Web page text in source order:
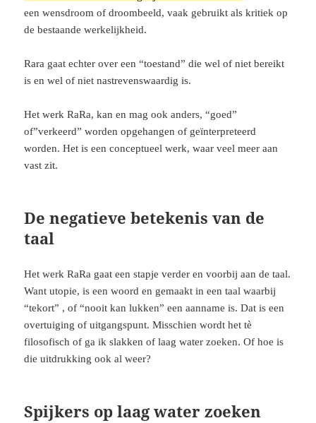
een wensdroom of droombeeld, vaak gebruikt als kritiek op
de bestaande werkelijkheid.
Rara gaat echter over een “toestand” die wel of niet bereikt
is en wel of niet nastrevenswaardig is.
Het werk RaRa, kan en mag ook anders, “goed”
of”verkeerd” worden opgehangen of geïnterpreteerd
worden. Het is een conceptueel werk, waar veel meer aan
vast zit.
De negatieve betekenis van de
taal
Het werk RaRa gaat een stapje verder en voorbij aan de taal.
Want utopie, is een woord en gemaakt in een taal waarbij
“tekort” , of “nooit kan lukken” een aanname is. Dat is een
overtuiging of uitgangspunt. Misschien wordt het tè
filosofisch of ga ik slakken of laag water zoeken. Of hoe is
die uitdrukking ook al weer?
Spijkers op laag water zoeken